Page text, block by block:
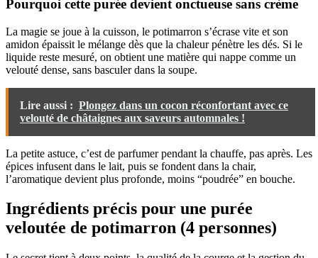
Pourquoi cette purée devient onctueuse sans crème
La magie se joue à la cuisson, le potimarron s’écrase vite et son
amidon épaissit le mélange dès que la chaleur pénètre les dés. Si le
liquide reste mesuré, on obtient une matière qui nappe comme un
velouté dense, sans basculer dans la soupe.
Lire aussi : Plongez dans un cocon réconfortant avec ce
velouté de châtaignes aux saveurs automnales !
La petite astuce, c’est de parfumer pendant la chauffe, pas après. Les
épices infusent dans le lait, puis se fondent dans la chair,
l’aromatique devient plus profonde, moins “poudrée” en bouche.
Ingrédients précis pour une purée
veloutée de potimarron (4 personnes)